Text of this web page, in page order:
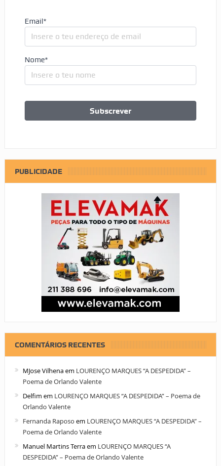
Email*
Nome*
PUBLICIDADE
COMENTÁRIOS RECENTES
MJose Vilhenaem LOURENÇO MARQUES “A DESPEDIDA” –
Poema de Orlando Valente
Delfim em LOURENÇO MARQUES “A DESPEDIDA” – Poema de
Orlando Valente
Fernanda Raposo em LOURENÇO MARQUES “A DESPEDIDA” –
Poema de Orlando Valente
Manuel Martins Terraem LOURENÇO MARQUES “A
DESPEDIDA” – Poema de Orlando Valente